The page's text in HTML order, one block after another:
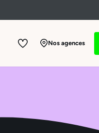
Nos agences